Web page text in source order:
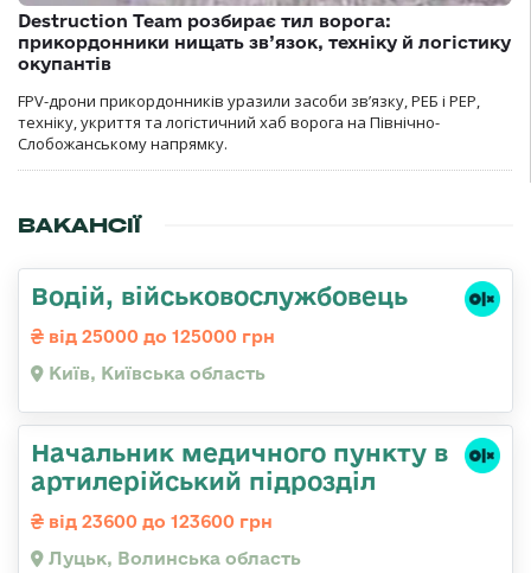
Destruction Team розбирає тил ворога:
прикордонники нищать зв’язок, техніку й логістику
окупантів
FPV-дрони прикордонників уразили засоби зв’язку, РЕБ і РЕР,
техніку, укриття та логістичний хаб ворога на Північно-
Слобожанському напрямку.
ВАКАНСІЇ
Водій, військовослужбовець
від 25000 до 125000 грн
Київ, Київська область
Начальник медичного пункту в
артилерійський підрозділ
від 23600 до 123600 грн
Луцьк, Волинська область